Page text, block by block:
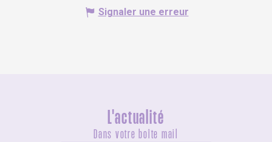
Signaler une erreur
L'actualité
Dans votre boîte mail